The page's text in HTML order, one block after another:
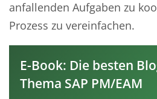
anfallenden Aufgaben zu
Prozess zu vereinfachen.
E-Book: Die besten
Thema SAP PM/EAM